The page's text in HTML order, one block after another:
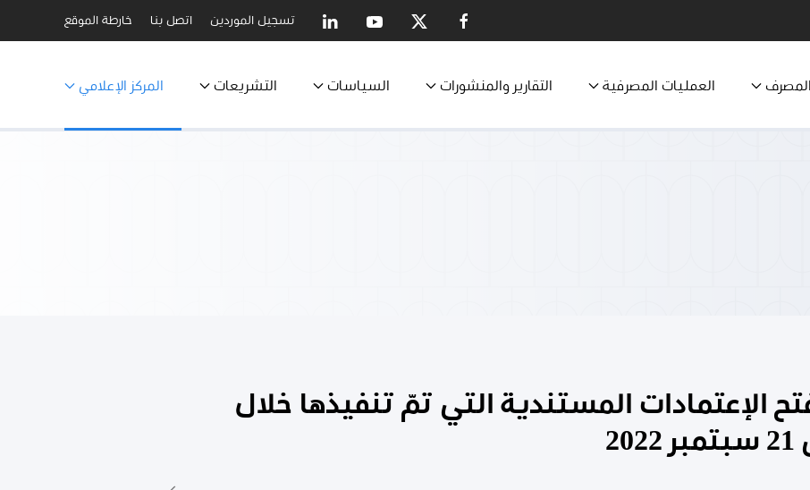
تسجيل الموردين اتصل بنا خارطة الموقع
المصرف العمليات المصرفية التقارير والمنشورات السياسات التشريعات المركز الإعلامي
الإعتمادات المستندية التي تمّ تنفيذها خلال